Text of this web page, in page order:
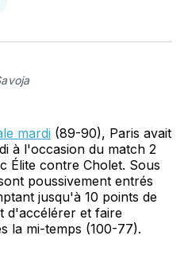
mardi (89-90), Paris avait
à l'occasion du match 2
Élite contre Cholet. Sous
poussivement entrés
jusqu'à 10 points de
d'accélérer et faire
la mi-temps (100-77).